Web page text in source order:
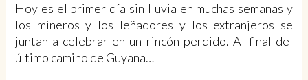
Hoy es el primer día sin lluvia en muchas semanas y
los mineros y los leñadores y los extranjeros se
juntan a celebrar en un rincón perdido. Al final del
último camino de Guyana…